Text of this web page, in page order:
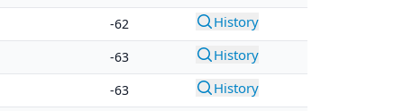
-62 History
-63 History
-63 History